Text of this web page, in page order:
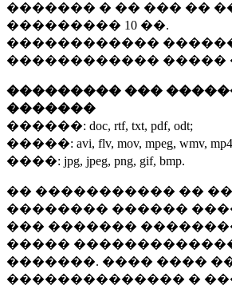
������� � �� ��� ��
��������� 10 ��.
������������
������������ �����
��������� ���
�������
������: doc, rtf, txt, pdf, odt;
�����: avi, flv, mov, mpeg, wmv,
����: jpg, jpeg, png, gif, bmp.
�� ����������� ��
�������� ������
��� �������
�����
�������. ���� ����
�������������� �